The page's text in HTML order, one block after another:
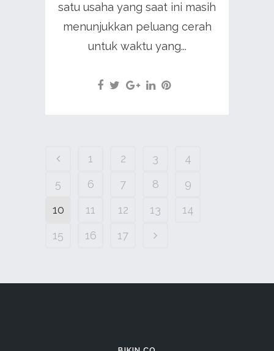
satu usaha yang saat ini masih
menunjukkan peluang cerah
untuk waktu yang...
1 2 3
4
5
6 7 8
9
10
11 12 13
14
15
16 17